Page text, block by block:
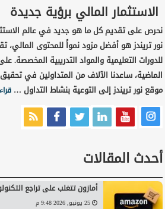
الاستثمار المالي برؤية جديدة
نحرص على تقديم كل ما هو جديد في عالم
نور تريندز هو أفضل مزود نمواً للمحتوى
للدورات التعليمية والمواد التدريبية
الماضية، ساعدنا الآلاف من المتداولين في
موقع نور تريندز إلى التوعية بنشاط التداول …
أحدث المقالات
أمازون تتغلب على تراجع
25 يونيو, 2026 9:48 م